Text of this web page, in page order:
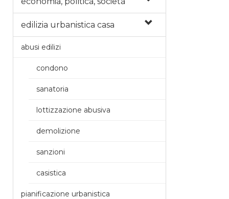
edilizia urbanistica casa
abusi edilizi
condono
sanatoria
lottizzazione abusiva
demolizione
sanzioni
casistica
pianificazione urbanistica